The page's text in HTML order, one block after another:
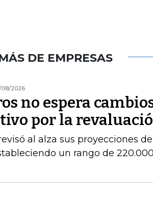
DE EMPRESAS
08/2026
no espera
por la
al alza sus proyecciones
un rango de